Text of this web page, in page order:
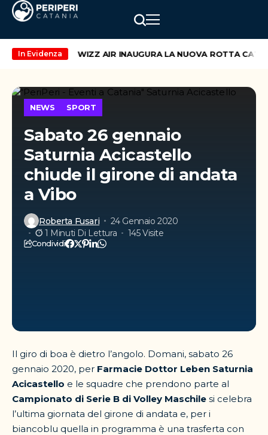
In Evidenza
di maggio WIZZ AIR INAUGURA LA NUOVA ROTTA
NEWS SPORT
Sabato 26 gennaio
Saturnia Acicastello
chiude il girone di andata
a Vibo
Roberta Fusari
24 Gennaio 2020
1 Minuti Di Lettura
145 Visite
Condividi
Il giro di boa è dietro l’angolo. Domani, sabato 26
gennaio 2020, per Farmacie Dottor Leben Saturnia
Acicastello e le squadre che prendono parte al
Campionato di Serie B di Volley Maschile si celebra
l’ultima giornata del girone di andata e, per i
biancoblu quella in programma è una trasferta con